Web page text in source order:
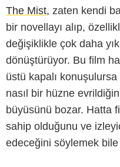
The Mist, zaten kendi
bir novellayı alıp,
değişiklikle çok daha
dönüştürüyor. Bu film
üstü kapalı
nasıl bir hüzne
büyüsünü bozar. Hatta
sahip olduğunu ve
edeceğini söylemek